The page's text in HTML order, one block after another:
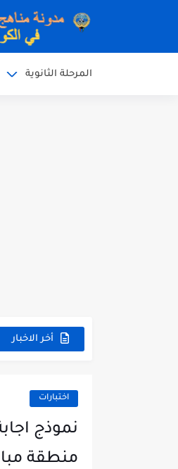
المرحلة الثانوية
أخر الاخبار
اختبارات
منطقة